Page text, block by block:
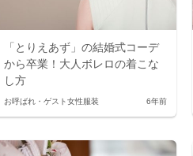
「とりえあず」の結婚式コーデ
から卒業！大人ボレロの着こな
し方
お呼ばれ・ゲスト女性服装 6年前